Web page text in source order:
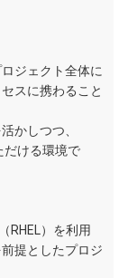
ジェクト全体に
スに携わること
かしつつ、
だける環境で
RHEL）を利用
提としたプロジ